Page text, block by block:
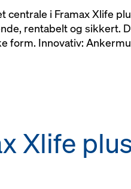
centrale i Framax Xlife
rentabelt og sikkert.
form. Innovativ:
Xlife